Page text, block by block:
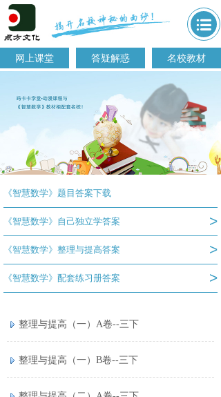
网上课堂 答疑解惑 名校教材
《智慧数学》题目答案下载
《智慧数学》自己独立学答案 >
《智慧数学》整理与提高答案 >
《智慧数学》配套练习册答案 >
整理与提高（一）A卷--三下
整理与提高（一）B卷--三下